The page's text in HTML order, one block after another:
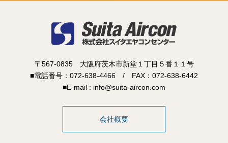
〒567-0835 大阪府茨木市新堂１丁目５番１１号
■電話番号：072-638-4466 / FAX：072-638-6442
■E-mail : info@suita-aircon.com
会社概要